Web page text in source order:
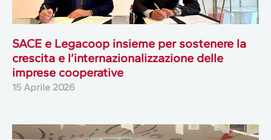
SACE e Legacoop insieme per sostenere la
crescita e l’internazionalizzazione delle
imprese cooperative
15 Aprile 2026